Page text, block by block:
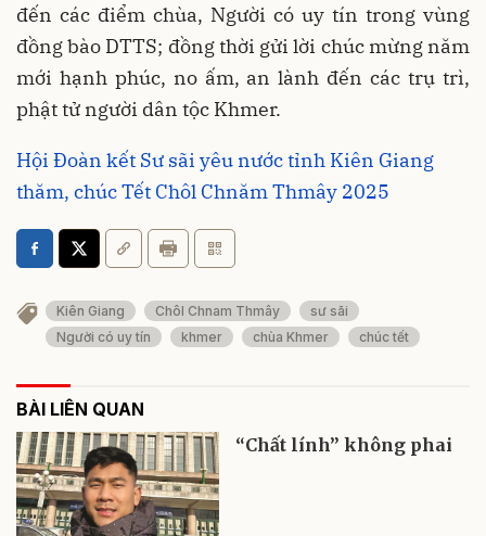
đến các điểm chùa, Người có uy tín trong vùng
đồng bào DTTS; đồng thời gửi lời chúc mừng năm
mới hạnh phúc, no ấm, an lành đến các trụ trì,
phật tử người dân tộc Khmer.
Hội Đoàn kết Sư sãi yêu nước tỉnh Kiên Giang
thăm, chúc Tết Chôl Chnăm Thmây 2025
Kiên Giang Chôl Chnam Thmây
sư sãi
Người có uy tín
khmer chùa Khmer chúc tết
BÀI LIÊN QUAN
“Chất lính” không phai